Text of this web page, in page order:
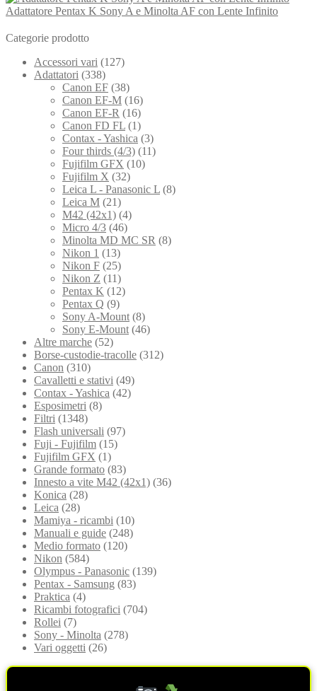
Adattatore Pentax K Sony A e Minolta AF con Lente Infinito
Categorie prodotto
Accessori vari (127)
Adattatori (338)
Canon EF (38)
Canon EF-M (16)
Canon EF-R (16)
Canon FD FL (1)
Contax - Yashica (3)
Four thirds (4/3) (11)
Fujifilm GFX (10)
Fujifilm X (32)
Leica L - Panasonic L (8)
Leica M (21)
M42 (42x1) (4)
Micro 4/3 (46)
Minolta MD MC SR (8)
Nikon 1 (13)
Nikon F (25)
Nikon Z (11)
Pentax K (12)
Pentax Q (9)
Sony A-Mount (8)
Sony E-Mount (46)
Altre marche (52)
Borse-custodie-tracolle (312)
Canon (310)
Cavalletti e stativi (49)
Contax - Yashica (42)
Esposimetri (8)
Filtri (1348)
Flash universali (97)
Fuji - Fujifilm (15)
Fujifilm GFX (1)
Grande formato (83)
Innesto a vite M42 (42x1) (36)
Konica (28)
Leica (28)
Mamiya - ricambi (10)
Manuali e guide (248)
Medio formato (120)
Nikon (584)
Olympus - Panasonic (139)
Pentax - Samsung (83)
Praktica (4)
Ricambi fotografici (704)
Rollei (7)
Sony - Minolta (278)
Vari oggetti (26)